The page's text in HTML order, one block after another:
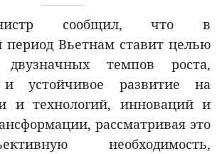
сообщил, что в
период Вьетнам ставит целью
двузначных темпов роста,
и устойчивое развитие на
и технологий, инноваций и
рассматривая это
необходимость,